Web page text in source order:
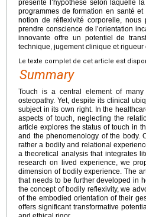
présente l’hypothèse selon laquelle
programmes de formation en santé
notion de réflexivité corporelle,
prendre conscience de l’orientation
innovante offre un potentiel de
technique, jugement clinique et rigueur
Le texte complet de cet article est
Summary
Touch is a central element of
osteopathy. Yet, despite its clinical
subject in its own right. In the
aspects of touch, neglecting the
article explores the status of touch in
and the phenomenology of the body.
rather a bodily and relational
a theoretical analysis that integrates
research on lived experience, we
dimension of bodily experience. The
that needs to be further developed in
the concept of bodily reflexivity, we
of the embodied orientation of their
offers significant transformative